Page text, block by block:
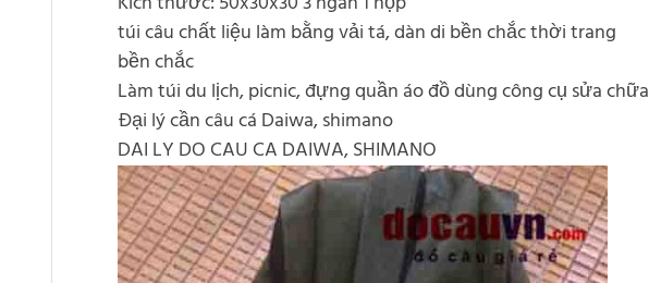
túi câu chất liệu làm bằng vải tá, dàn di bền chắc thời trang
bền chắc
Làm túi du lịch, picnic, đựng quần áo đồ dùng công cụ sửa chữa
Đại lý cần câu cá Daiwa, shimano
DAI LY DO CAU CA DAIWA, SHIMANO